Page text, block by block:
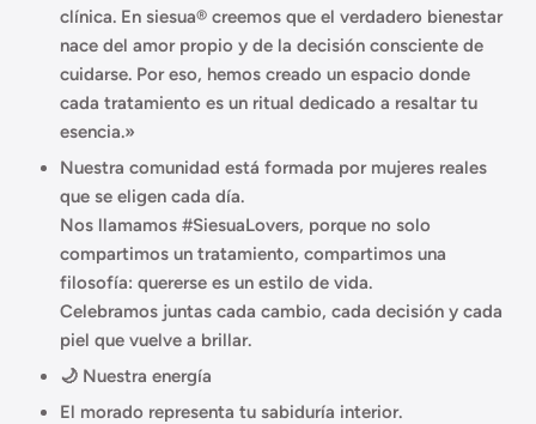
clínica. En siesua® creemos que el verdadero bienestar
nace del amor propio y de la decisión consciente de
cuidarse. Por eso, hemos creado un espacio donde
cada tratamiento es un ritual dedicado a resaltar tu
esencia.»
Nuestra comunidad está formada por mujeres reales
que se eligen cada día.
Nos llamamos #SiesuaLovers, porque no solo
compartimos un tratamiento, compartimos una
filosofía: quererse es un estilo de vida.
Celebramos juntas cada cambio, cada decisión y cada
piel que vuelve a brillar.
🌙 Nuestra energía
El morado representa tu sabiduría interior.